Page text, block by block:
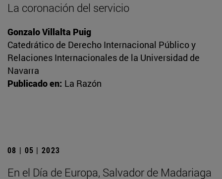
La coronación del servicio
Gonzalo Villalta Puig
Catedrático de Derecho Internacional Público y
Relaciones Internacionales de la Universidad de
Navarra
Publicado en: La Razón
08 | 05 | 2023
En el Día de Europa, Salvador de Madariaga